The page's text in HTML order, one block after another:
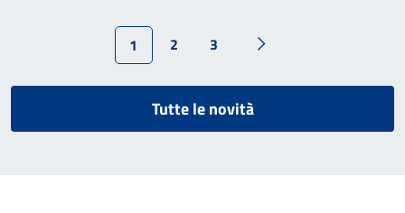
1 2 3
Tutte le novità